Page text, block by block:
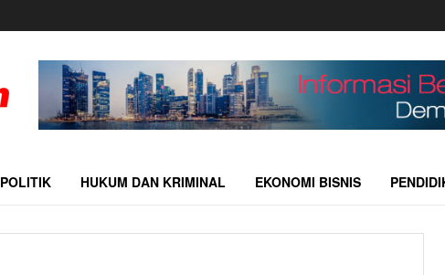
POLITIK HUKUM DAN KRIMINAL EKONOMI BISNIS